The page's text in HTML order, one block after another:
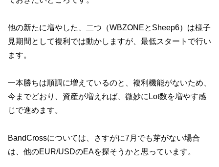
他の新たに増やした、二つ（WBZONEとSheep6）は様子
見期間として複利では動かしますが、最低スタートで行い
ます。
一本勝ちは順調に増えているのと、複利機能がないため、
今までどおり、資産が増えれば、微妙にLot数を増やす感
じで進めます。
BandCrossについては、さすがに7月でも芽がない場合
は、他のEUR/USDのEAを探そうかと思っています。